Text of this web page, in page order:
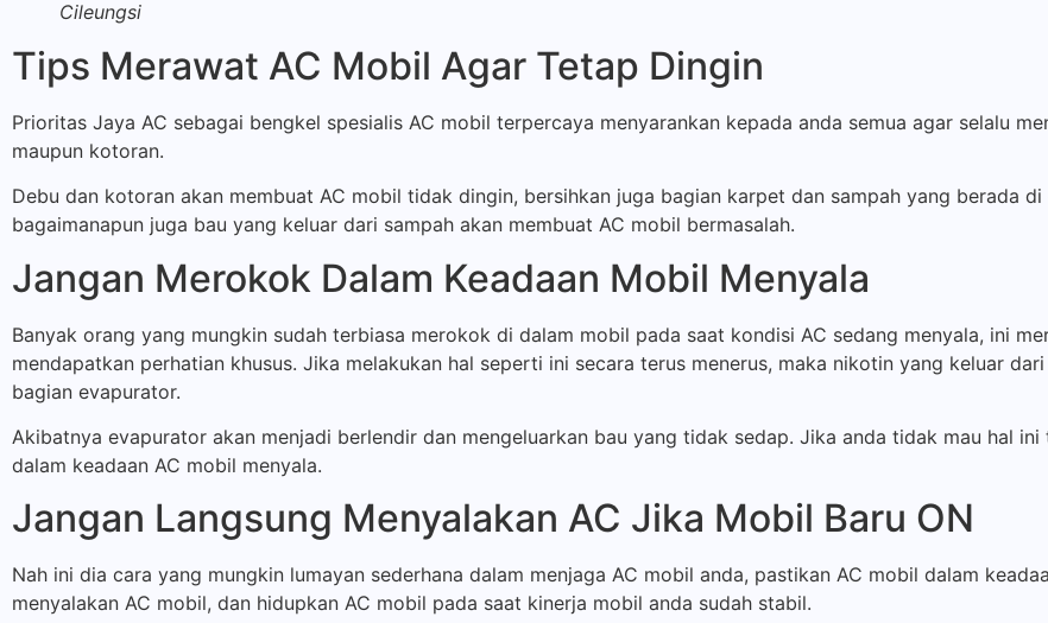
Cileungsi
Tips Merawat AC Mobil Agar Tetap Dingin
Prioritas Jaya AC sebagai bengkel spesialis AC mobil terpercaya menyarankan kepada anda semua agar selalu
maupun kotoran.
Debu dan kotoran akan membuat AC mobil tidak dingin, bersihkan juga bagian karpet dan sampah yang berada
bagaimanapun juga bau yang keluar dari sampah akan membuat AC mobil bermasalah.
Jangan Merokok Dalam Keadaan Mobil Menyala
Banyak orang yang mungkin sudah terbiasa merokok di dalam mobil pada saat kondisi AC sedang menyala, ini
mendapatkan perhatian khusus. Jika melakukan hal seperti ini secara terus menerus, maka nikotin yang keluar
bagian evapurator.
Akibatnya evapurator akan menjadi berlendir dan mengeluarkan bau yang tidak sedap. Jika anda tidak mau hal
dalam keadaan AC mobil menyala.
Jangan Langsung Menyalakan AC Jika Mobil Baru ON
Nah ini dia cara yang mungkin lumayan sederhana dalam menjaga AC mobil anda, pastikan AC mobil dalam
menyalakan AC mobil, dan hidupkan AC mobil pada saat kinerja mobil anda sudah stabil.